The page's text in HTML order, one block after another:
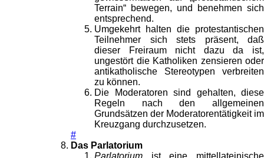
Terrain“ bewegen, und benehmen sich
entsprechend.
Umgekehrt halten die protestantischen
Teilnehmer sich stets präsent, daß
dieser Freiraum nicht dazu da ist,
ungestört die Katholiken zensieren oder
antikatholische Stereotypen verbreiten
zu können.
Die Moderatoren sind gehalten, diese
Regeln nach den allgemeinen
Grundsätzen der Moderatorentätigkeit im
Kreuzgang durchzusetzen.
#
Das Parlatorium